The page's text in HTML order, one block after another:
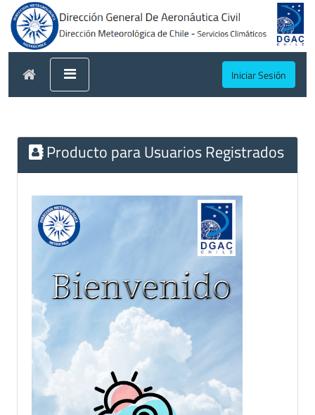
Iniciar Sesión
Producto para Usuarios Registrados